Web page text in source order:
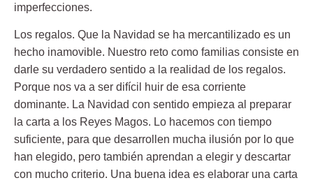
imperfecciones.
Los regalos. Que la Navidad se ha mercantilizado es un
hecho inamovible. Nuestro reto como familias consiste en
darle su verdadero sentido a la realidad de los regalos.
Porque nos va a ser difícil huir de esa corriente
dominante. La Navidad con sentido empieza al preparar
la carta a los Reyes Magos. Lo hacemos con tiempo
suficiente, para que desarrollen mucha ilusión por lo que
han elegido, pero también aprendan a elegir y descartar
con mucho criterio. Una buena idea es elaborar una carta